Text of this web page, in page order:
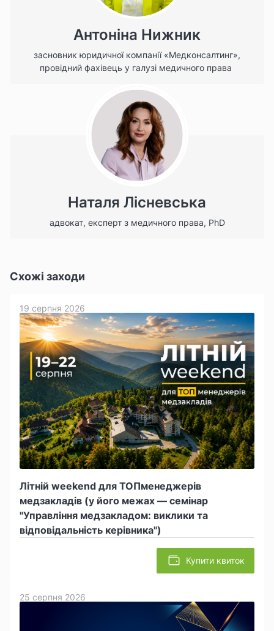
Антоніна Нижник
засновник юридичної компанії «Медконсалтинг»,
провідний фахівець у галузі медичного права
Наталя Лісневська
адвокат, експерт з медичного права, PhD
Схожі заходи
Літній weekend для ТОПменеджерів
медзакладів (у його межах — семінар
"Управління медзакладом: виклики та
відповідальність керівника")
19 серпня 2026
Купити квиток
25 серпня 2026